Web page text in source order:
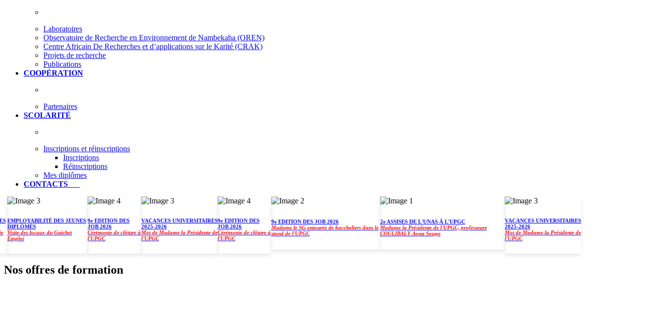
Laboratoires
Observatoire de Recherche en Environnement de Nambekaha (OREN)
Centre Africain De Recherches et d’applications sur le Karité (CRAK)
Projets de recherche
Publications
COOPÉRATION
Partenaires
SCOLARITÉ
Inscriptions et réinscriptions
Inscriptions
Réinscriptions
Mes diplômes
CONTACTS
DES JEUNES
des locaux du Guichet
9e EDITION DES
JOB 2026
Cérémonie de clôture à
l'UPGC
VACANCES UNIVERSITAIRES
2025-2026
Mot de Madame la Présidente de
l'UPGC
9e EDITION DES
JOB 2026
Cérémonie de clôture à
l'UPGC
9e EDITION DES JOB 2026
Madame le SG entourée de baccheliers dans le
stand de l'UPGC
2e ASSISES DE L'UNAS À L'UPGC
Madame la Présidente de l'UPGC, professeure
COULIBALY Aoua Sougo
VACANCES UNIVERSITAIRES
2025-2026
Mot de Madame la Présidente de
l'UPGC
Nos offres de formation